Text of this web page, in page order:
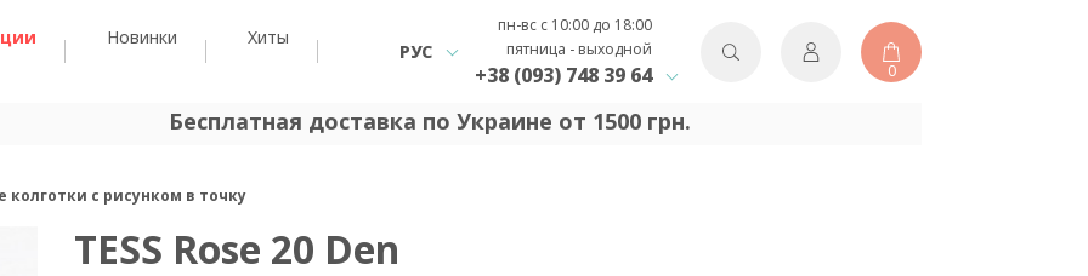
Новинки Хиты
РУС
пн-вс с 10:00 до 18:00
пятница - выходной
+38 (093) 748 39 64 0
Бесплатная доставка по Украине от 1500 грн.
колготки с рисунком в точку
TESS Rose 20 Den